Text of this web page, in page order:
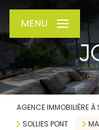
MENU
AGENCE IMMOBILIÈRE À
SOLLIES PONT